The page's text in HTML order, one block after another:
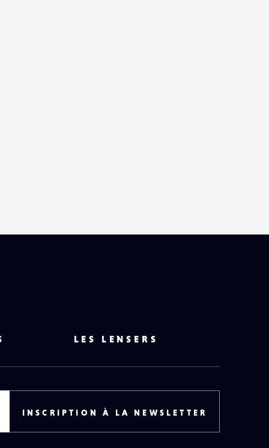
LES LENSERS
INSCRIPTION À LA NEWSLETTER